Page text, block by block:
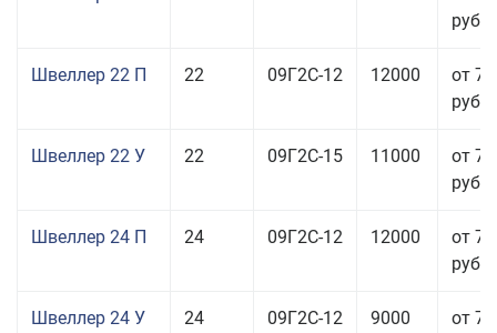
руб.
Швеллер 22 П 22 09Г2С-12 12000
от
руб.
Швеллер 22 У 22 09Г2С-15 11000
от
руб.
Швеллер 24 П 24 09Г2С-12 12000
от
руб.
Швеллер 24 У 24 09Г2С-12 9000
от